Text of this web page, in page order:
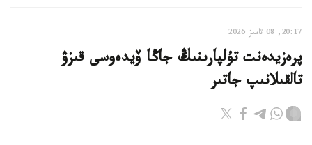
20:17, 08 تامىز 2026
پرەزيدەنت تۇلپارىنىڭ جاڭا ۆيدەوسى قىزۋ
تالقىلانىپ جاتىر